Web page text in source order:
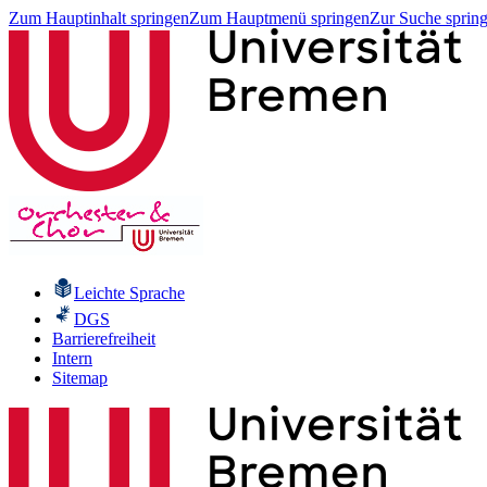
Zum Hauptinhalt springenZum Hauptmenü springenZur Suche
Leichte Sprache
DGS
Barrierefreiheit
Intern
Sitemap